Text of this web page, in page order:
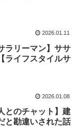
2026.01.11
ラリーマン】ササ
ライフスタイルサ
2026.01.08
とのチャット】建
と勘違いされた話